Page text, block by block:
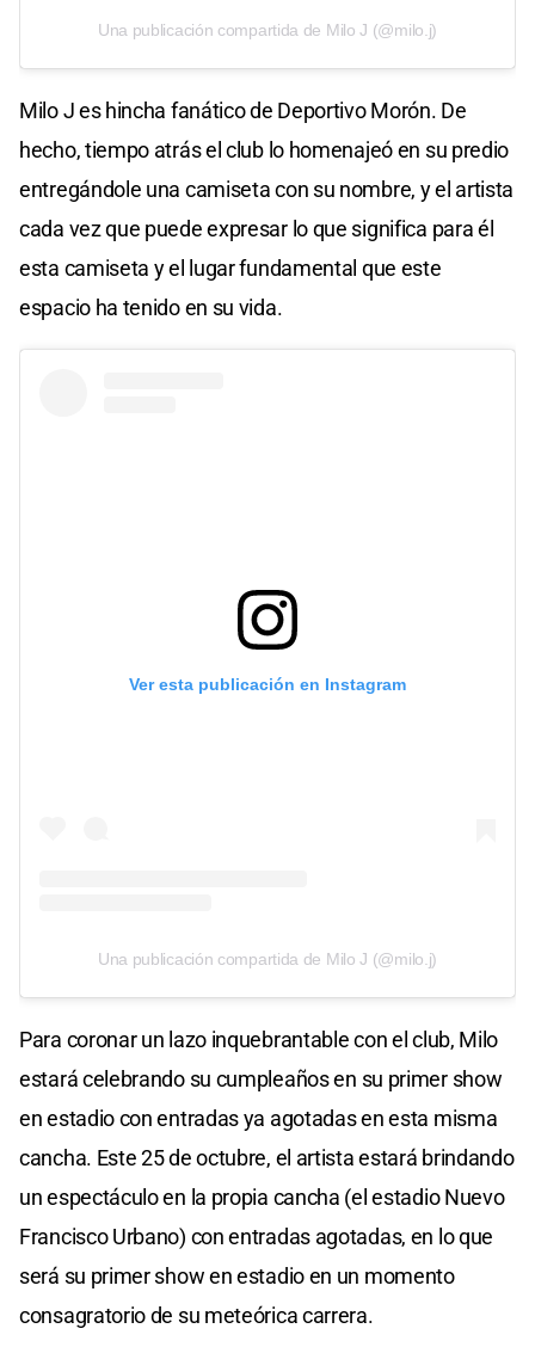
Una publicación compartida de Milo J (@milo.j)
Milo J es hincha fanático de Deportivo Morón. De
hecho, tiempo atrás el club lo homenajeó en su predio
entregándole una camiseta con su nombre, y el artista
cada vez que puede expresar lo que significa para él
esta camiseta y el lugar fundamental que este
espacio ha tenido en su vida.
Ver esta publicación en Instagram
Una publicación compartida de Milo J (@milo.j)
Para coronar un lazo inquebrantable con el club, Milo
estará celebrando su cumpleaños en su primer show
en estadio con entradas ya agotadas en esta misma
cancha. Este 25 de octubre, el artista estará brindando
un espectáculo en la propia cancha (el estadio Nuevo
Francisco Urbano) con entradas agotadas, en lo que
será su primer show en estadio en un momento
consagratorio de su meteórica carrera.